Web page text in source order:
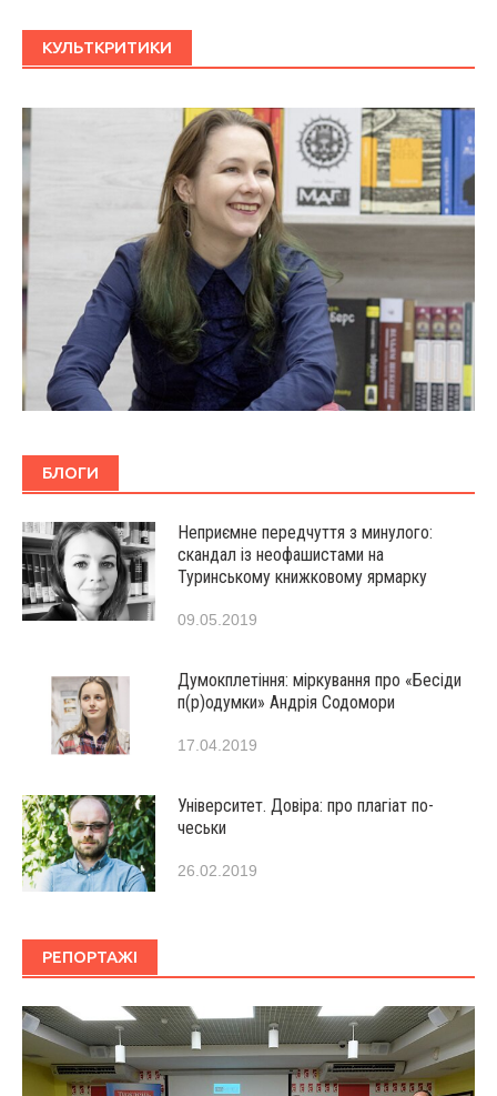
КУЛЬТКРИТИКИ
БЛОГИ
Неприємне передчуття з минулого:
скандал із неофашистами на
Туринському книжковому ярмарку
09.05.2019
Думокплетіння: міркування про «Бесіди
п(р)одумки» Андрія Содомори
17.04.2019
Університет. Довіра: про плагіат по-
чеськи
26.02.2019
РЕПОРТАЖІ